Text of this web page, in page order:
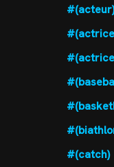
#(acteur)
#(catch)